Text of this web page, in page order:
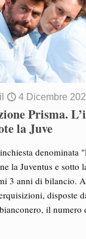
il 4 Dicembre
Prisma.
la Juve
denominata
la Juventus e sotto
3 anni di bilancio.
disposte
il numero